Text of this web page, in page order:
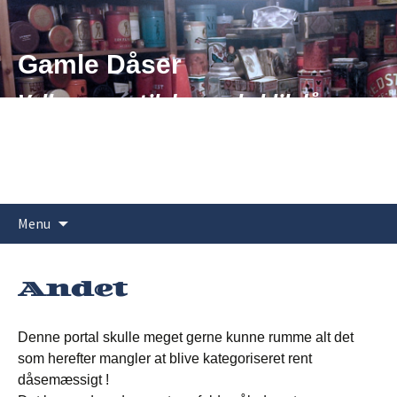
Hop
til
indhold
Gamle Dåser
Velkommen til de gamle blikdåsers
Menu
Andet
Denne portal skulle meget gerne kunne rumme alt det
som herefter mangler at blive kategoriseret rent
dåsemæssigt !